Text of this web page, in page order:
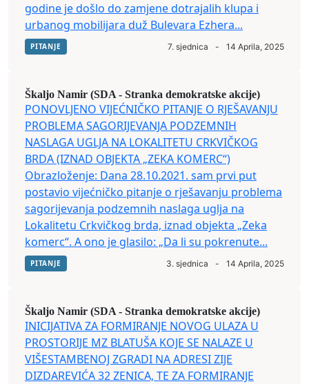
godine je došlo do zamjene dotrajalih klupa i
urbanog mobilijara duž Bulevara Ezhera...
PITANJE 7. sjednica - 14 Aprila, 2025
Škaljo Namir (SDA - Stranka demokratske akcije)
PONOVLJENO VIJEĆNIČKO PITANJE O RJEŠAVANJU
PROBLEMA SAGORIJEVANJA PODZEMNIH
NASLAGA UGLJA NA LOKALITETU CRKVIČKOG
BRDA (IZNAD OBJEKTA „ZEKA KOMERC“)
Obrazloženje: Dana 28.10.2021. sam prvi put
postavio vijećničko pitanje o rješavanju problema
sagorijevanja podzemnih naslaga uglja na
Lokalitetu Crkvičkog brda, iznad objekta „Zeka
komerc“. A ono je glasilo: „Da li su pokrenute...
PITANJE 3. sjednica - 14 Aprila, 2025
Škaljo Namir (SDA - Stranka demokratske akcije)
INICIJATIVA ZA FORMIRANJE NOVOG ULAZA U
PROSTORIJE MZ BLATUŠA KOJE SE NALAZE U
VIŠESTAMBENOJ ZGRADI NA ADRESI ZIJE
DIZDAREVIĆA 32 ZENICA, TE ZA FORMIRANJE